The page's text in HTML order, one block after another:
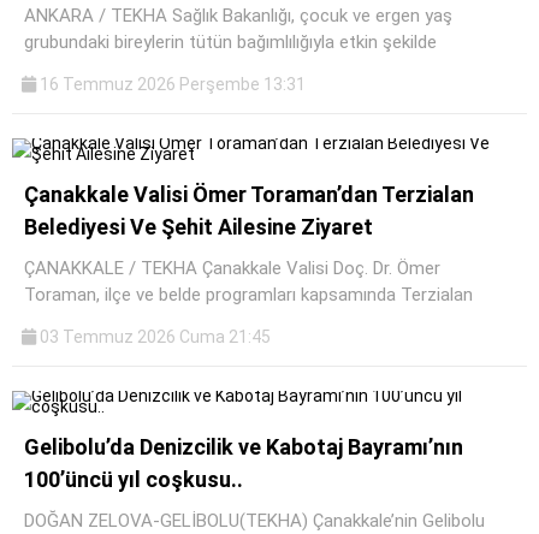
ANKARA / TEKHA Sağlık Bakanlığı, çocuk ve ergen yaş
grubundaki bireylerin tütün bağımlılığıyla etkin şekilde
16 Temmuz 2026 Perşembe 13:31
Çanakkale Valisi Ömer Toraman’dan Terzialan
Belediyesi Ve Şehit Ailesine Ziyaret
ÇANAKKALE / TEKHA Çanakkale Valisi Doç. Dr. Ömer
Toraman, ilçe ve belde programları kapsamında Terzialan
03 Temmuz 2026 Cuma 21:45
Gelibolu’da Denizcilik ve Kabotaj Bayramı’nın
100’üncü yıl coşkusu..
DOĞAN ZELOVA-GELİBOLU(TEKHA) Çanakkale’nin Gelibolu